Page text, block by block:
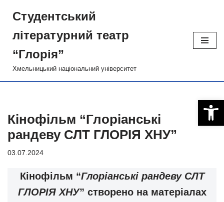
до
вмісту
Студентський
лiтературний театр
“Глорiя”
Хмельницький національний університет
Кінофільм “Глоріанські
рандеву СЛТ ГЛОРІЯ ХНУ”
03.07.2024
Кінофільм “Глоріанські рандеву СЛТ
ГЛОРІЯ ХНУ” створено на матеріалах